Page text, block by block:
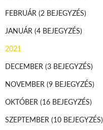
FEBRUÁR (2 BEJEGYZÉS)
JANUÁR (4 BEJEGYZÉS)
2021
DECEMBER (3 BEJEGYZÉS)
NOVEMBER (9 BEJEGYZÉS)
OKTÓBER (16 BEJEGYZÉS)
SZEPTEMBER (10 BEJEGYZÉS)